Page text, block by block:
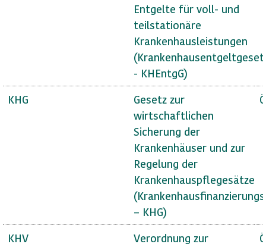
Entgelte für voll- und
teilstationäre
Krankenhausleistungen
- KHEntgG)
KHG
Gesetz zur
wirtschaftlichen
Sicherung der
Krankenhäuser und zur
Regelung der
Krankenhauspflegesätze
– KHG)
KHV
Verordnung zur